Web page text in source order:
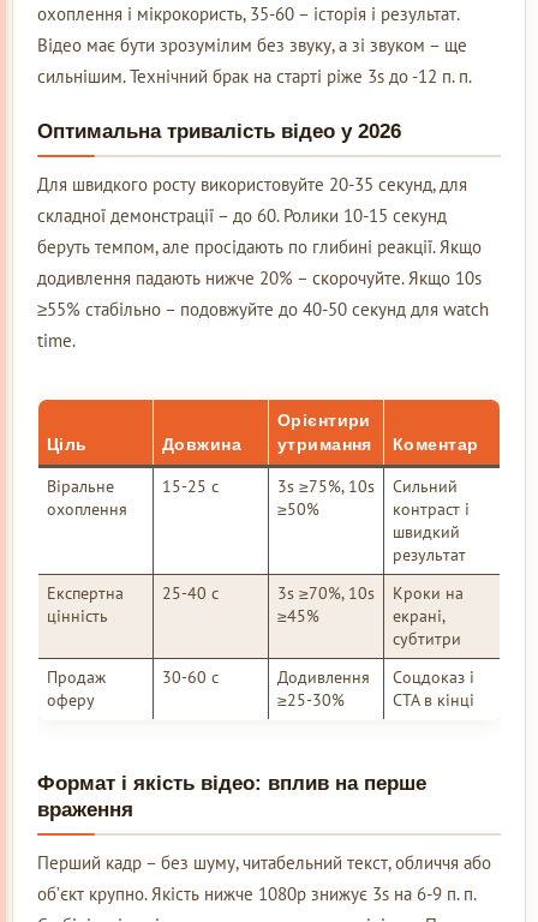
охоплення і мікрокористь, 35-60 – історія і результат.
Відео має бути зрозумілим без звуку, а зі звуком – ще
сильнішим. Технічний брак на старті ріже 3s до -12 п. п.
Оптимальна тривалість відео у 2026
Для швидкого росту використовуйте 20-35 секунд, для
складної демонстрації – до 60. Ролики 10-15 секунд
беруть темпом, але просідають по глибині реакції. Якщо
додивлення падають нижче 20% – скорочуйте. Якщо 10s
≥55% стабільно – подовжуйте до 40-50 секунд для watch
time.
Ціль Довжина
Орієнтири
утримання
Коментар
Віральне
охоплення
15-25 с
3s ≥75%, 10s
≥50%
Сильний
контраст і
швидкий
результат
Експертна
цінність
25-40 с
3s ≥70%, 10s
≥45%
Кроки на
екрані,
субтитри
Продаж
оферу
30-60 с
Додивлення
≥25-30%
Соцдоказ і
CTA в кінці
Формат і якість відео: вплив на перше
враження
Перший кадр – без шуму, читабельний текст, обличчя або
об’єкт крупно. Якість нижче 1080p знижує 3s на 6-9 п. п.